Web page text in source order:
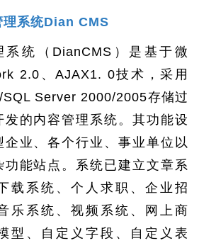
理系统Dian CMS
系统（DianCMS）是基于微
2.0、AJAX1. 0技术，采用
Server 2000/2005存储过
的内容管理系统。其功能设
业、各个行业、事业单位以
功能站点。系统已建立文章系
载系统、个人求职、企业招
乐系统、视频系统、网上商
型、自定义字段、自定义表